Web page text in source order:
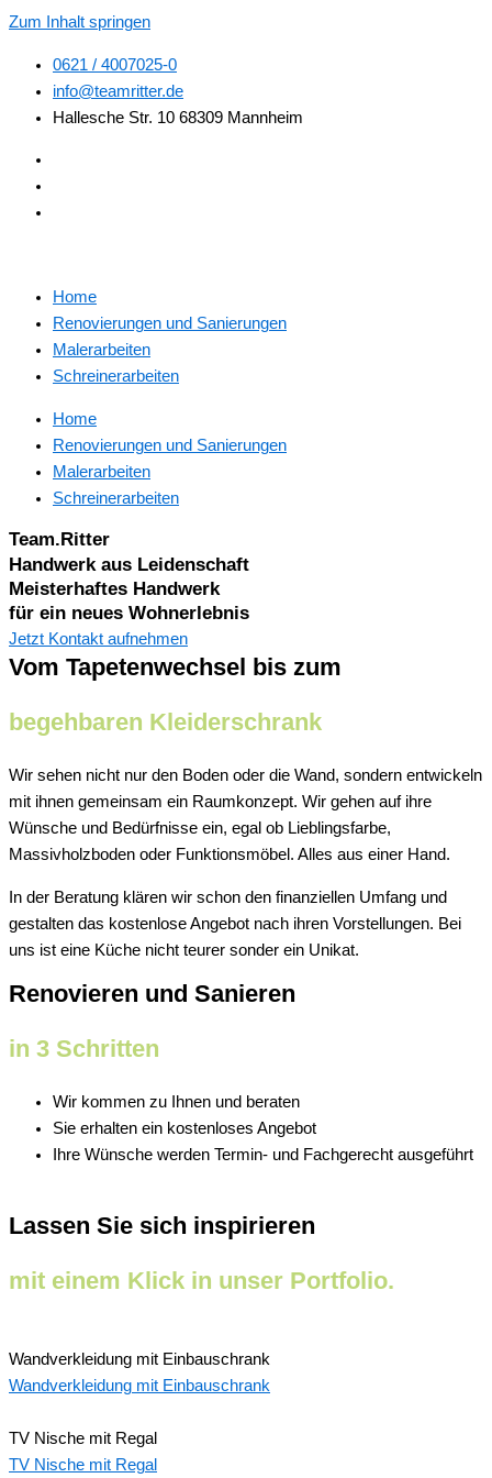
Zum Inhalt springen
0621 / 4007025-0
info@teamritter.de
Hallesche Str. 10 68309 Mannheim
Home
Renovierungen und Sanierungen
Malerarbeiten
Schreinerarbeiten
Home
Renovierungen und Sanierungen
Malerarbeiten
Schreinerarbeiten
Team.Ritter
Handwerk aus Leidenschaft
Meisterhaftes Handwerk
für ein neues Wohnerlebnis
Jetzt Kontakt aufnehmen
Vom Tapetenwechsel bis zum
begehbaren Kleiderschrank
Wir sehen nicht nur den Boden oder die Wand, sondern entwickeln
mit ihnen gemeinsam ein Raumkonzept. Wir gehen auf ihre
Wünsche und Bedürfnisse ein, egal ob Lieblingsfarbe,
Massivholzboden oder Funktionsmöbel. Alles aus einer Hand.
In der Beratung klären wir schon den finanziellen Umfang und
gestalten das kostenlose Angebot nach ihren Vorstellungen. Bei
uns ist eine Küche nicht teurer sonder ein Unikat.
Renovieren und Sanieren
in 3 Schritten
Wir kommen zu Ihnen und beraten
Sie erhalten ein kostenloses Angebot
Ihre Wünsche werden Termin- und Fachgerecht ausgeführt
Lassen Sie sich inspirieren
mit einem Klick in unser Portfolio.
Wandverkleidung mit Einbauschrank
Wandverkleidung mit Einbauschrank
TV Nische mit Regal
TV Nische mit Regal